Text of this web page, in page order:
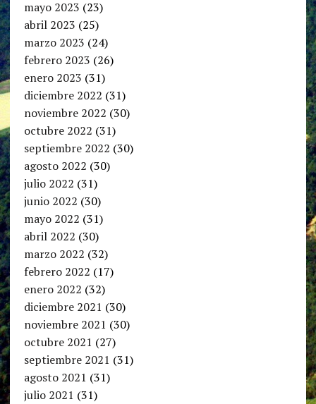
mayo 2023 (23)
abril 2023 (25)
marzo 2023 (24)
febrero 2023 (26)
enero 2023 (31)
diciembre 2022 (31)
noviembre 2022 (30)
octubre 2022 (31)
septiembre 2022 (30)
agosto 2022 (30)
julio 2022 (31)
junio 2022 (30)
mayo 2022 (31)
abril 2022 (30)
marzo 2022 (32)
febrero 2022 (17)
enero 2022 (32)
diciembre 2021 (30)
noviembre 2021 (30)
octubre 2021 (27)
septiembre 2021 (31)
agosto 2021 (31)
julio 2021 (31)